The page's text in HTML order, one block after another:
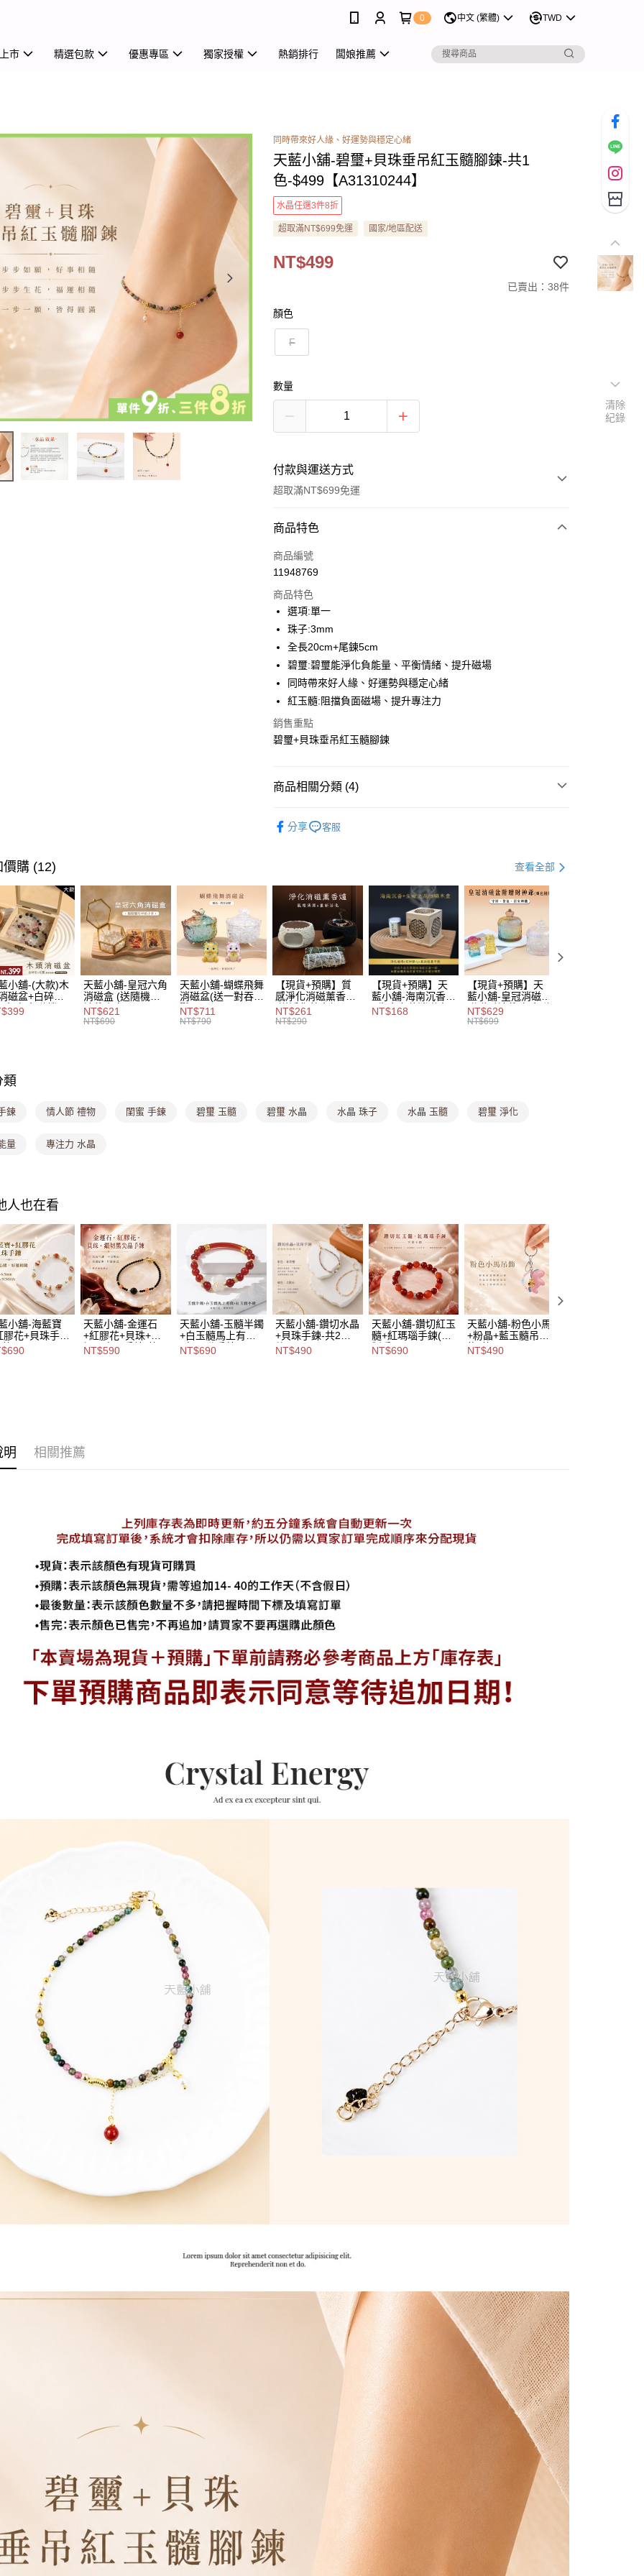
0 中文 (繁體) TWD
市 精選包款 優惠專區 獨家授權 熱銷排行 闆娘推薦
同時帶來好人緣、好運勢與穩定心緒
天藍小舖-碧璽+貝珠垂吊紅玉髓腳鍊-共1
色-$499【A31310244】
水晶任選3件8折
超取滿NT$699免運 國家/地區配送
NT$499
已賣出：38件
顏色
F
數量
付款與運送方式
超取滿NT$699免運
付款方式
信用卡一次付款
LINE Pay
Apple Pay
街口支付
悠遊付
大哥付你分期
1.本服務由台灣大哥大提供，台灣大哥大用戶可立即使用無須另外申請。
完成交易。
3.實際核准額度、可分期數及費用金額請依後續交易確認頁面所載為準。
消。如遇「轉專審核」未通過狀況，表示未達大哥付你分期系統評分，恕
【繳款方式說明】
1.分期款項不併入電信帳單，「大哥付你分期」於每月結算日後寄送繳費提
2.透過簡訊連結打開帳單後，可選擇「超商條碼／台灣大直營門市／銀行轉
帳／街口支付／iPASS MONEY」等通路繳費。
【注意事項】
1.本服務係由「台灣大哥大股份有限公司」（以下簡稱本公司）所提供，讓
用戶於交易時，得透過本服務購買商品或服務，並由商店將買賣／分期付
款買賣價金債權讓與本公司後，依約使用本公司帳單繳交帳款。
2.基於同意付款使用「大哥付你分期」之契約關係目的，商店將以您的個人
ATM付款
運送方式
付款後全家取貨
每筆NT$80，滿NT$699(含以上)免運費
萊爾富取貨付款
每筆NT$8,888，滿NT$8,888(含以上)免運費
付款後萊爾富取貨
每筆NT$8,888，滿NT$8,888(含以上)免運費
海外宅配 查看運費
商品特色
商品編號
11948769
商品特色
選項:單一
珠子:3mm
全長20cm+尾鍊5cm
碧璽:碧璽能淨化負能量、平衡情緒、提升磁場
同時帶來好人緣、好運勢與穩定心緒
紅玉髓:阻擋負面磁場、提升專注力
銷售重點
碧璽+貝珠垂吊紅玉髓腳鍊
商品相關分類 (4)
【每週 ★ 新品】 【07/07★新品上市】
分享 客服
價購 (12) 查看全部
小舖-(大款)木
磁盆+白碎石
寶(顏色隨機)-
天藍小舖-皇冠六角
消磁盒 (送隨機財
神爺小卡)-單1
款-$690【A31310
NT$621
NT$690
天藍小舖-蝴蝶飛舞
消磁盆(送一對吞金
獸)-單1
款-$790【A31310
NT$711
NT$790
【現貨+預購】質
感淨化消磁薰香爐
(送淨化草本組)-單
1款
NT$261
NT$290
【現貨+預購】天
藍小舖-海南沉香
+生命之花消磁木
盒-單1款
NT$168
【現貨+預購】天
藍小舖-皇冠消磁盆
附贈財神爺(顏色隨
機)-共2色
NT$629
NT$699
類
鍊 情人節 禮物 閨蜜 手鍊 碧璽 玉髓 碧璽 水晶 水晶 珠子 水晶 玉髓 碧璽 淨化
量 專注力 水晶
人也在看
小舖-海藍寶
膠花+貝珠手
1
【A31310
天藍小舖-金運石
+紅膠花+貝珠+鑽
切黑尖晶手鍊-共1
色-$590【A31310
NT$590
天藍小舖-玉髓半鐲
+白玉髓馬上有錢
+紅玉髓手鍊-單1
款-$690【A31310
NT$690
天藍小舖-鑽切水晶
+貝珠手鍊-共2
款-$490【A31310
270】
NT$490
天藍小舖-鑽切紅玉
髓+紅瑪瑙手鍊(客
製手圍)-單1
款-$690【A31310
NT$690
天藍小舖-粉色小馬
+粉晶+藍玉髓吊
飾-共1
色-$490【A31310
NT$490
明 相關推薦
清除
紀錄